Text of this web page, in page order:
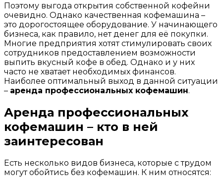
Поэтому выгода открытия собственной кофейни
очевидно. Однако качественная кофемашина –
это дорогостоящее оборудование. У начинающего
бизнеса, как правило, нет денег для её покупки.
Многие предприятия хотят стимулировать своих
сотрудников предоставлением возможности
выпить вкусный кофе в обед. Однако и у них
часто не хватает необходимых финансов.
Наиболее оптимальный выход в данной ситуации
– аренда профессиональных кофемашин.
Аренда профессиональных
кофемашин – кто в ней
заинтересован
Есть несколько видов бизнеса, которые с трудом
могут обойтись без кофемашин. К ним относятся: